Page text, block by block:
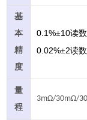
基
本
精
度
0.1%±10读数
0.02%±2读数
量
程
3mΩ/30mΩ/